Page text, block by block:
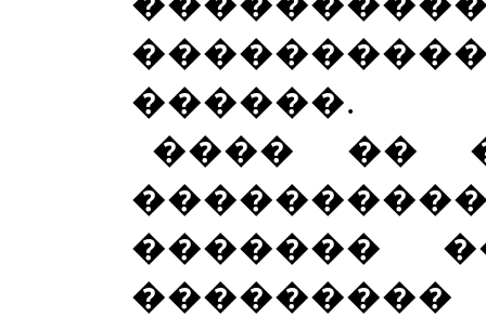
������.
���� ��
�������